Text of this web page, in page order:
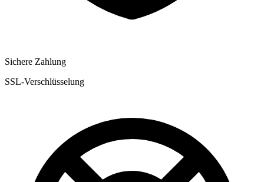
Sichere Zahlung
SSL-Verschlüsselung